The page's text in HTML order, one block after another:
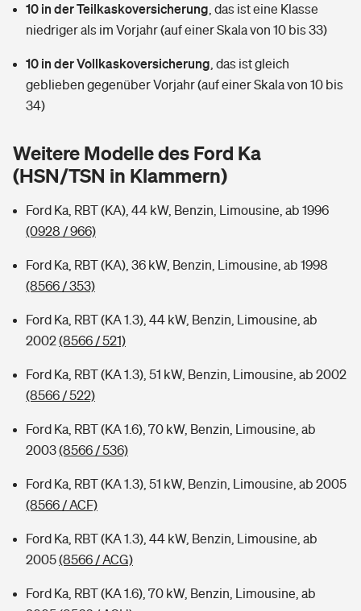
Sie haben Fragen?
Restkreditversicherung
Tools
Hochwasser-Check: Wie gefährdet ist Ihr Haus?
Sie haben Fragen?
Hundehalter-Haftpflicht
Handyversicherung
Private Cyberversicherung
Zur Übersicht
Tools
Kinderunfall-Check: Mehr Sicherheit für deine Kids
Typklassen: So ist Ihr Auto eingestuft
Sie haben Fragen?
Tools
Wer versichert was: Jetzt Versicherer finden
Rentenrechner: Wie viel Geld bekomme ich im Alter?
10 in der Teilkaskoversicherung das ist eine Klasse
niedriger als im Vorjahr (auf einer Skala von 10 bis 33)
10 in der Vollkaskoversicherung das ist gleich
geblieben gegenüber Vorjahr (auf einer Skala von 10 bis
34)
Weitere Modelle des Ford Ka
(HSN/TSN in Klammern)
Ford Ka, RBT (KA), 44 kW, Benzin, Limousine, ab 1996
(0928 / 966)
Ford Ka, RBT (KA), 36 kW, Benzin, Limousine, ab 1998
(8566 / 353)
Ford Ka, RBT (KA 1.3), 44 kW, Benzin, Limousine, ab
2002(8566 / 521)
Ford Ka, RBT (KA 1.3), 51 kW, Benzin, Limousine, ab 2002
(8566 / 522)
Ford Ka, RBT (KA 1.6), 70 kW, Benzin, Limousine, ab
2003(8566 / 536)
Ford Ka, RBT (KA 1.3), 51 kW, Benzin, Limousine, ab 2005
(8566 / ACF)
Ford Ka, RBT (KA 1.3), 44 kW, Benzin, Limousine, ab
2005(8566 / ACG)
Ford Ka, RBT (KA 1.6), 70 kW, Benzin, Limousine, ab